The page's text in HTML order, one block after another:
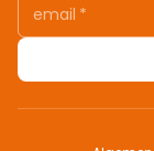
email *